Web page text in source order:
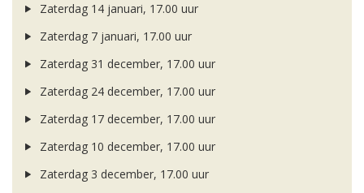
Zaterdag 14 januari, 17.00 uur
Zaterdag 7 januari, 17.00 uur
Zaterdag 31 december, 17.00 uur
Zaterdag 24 december, 17.00 uur
Zaterdag 17 december, 17.00 uur
Zaterdag 10 december, 17.00 uur
Zaterdag 3 december, 17.00 uur